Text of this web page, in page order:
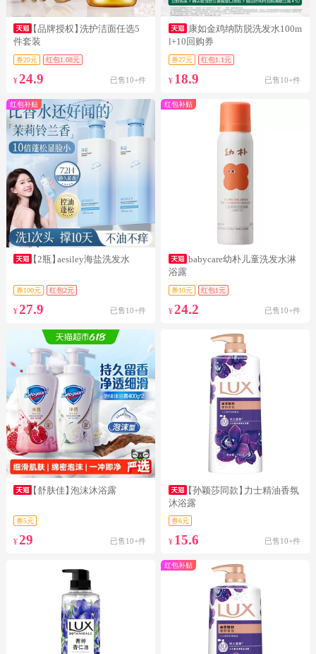
【品牌授权】洗护洁面任选5
件套装
券20元 红包1.08元
¥ 24.9 已售10+件
康如金鸡纳防脱洗发水100m
l+10回购券
券27元 红包1.1元
¥ 18.9 已售10+件
红包补贴
【2瓶】aesiley海盐洗发水
券100元 红包2元
¥ 27.9 已售10+件
红包补贴
babycare幼朴儿童洗发水淋
浴露
券10元 红包1元
¥24.2 已售10+件
【舒肤佳】泡沫沐浴露
券5元
¥ 29 已售10+件
【孙颖莎同款】力士精油香氛
沐浴露
券6元
¥ 15.6 已售10+件
红包补贴